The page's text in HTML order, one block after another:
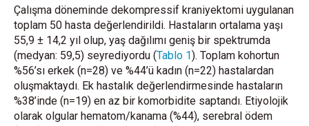
Çalışma döneminde dekompressif kraniyektomi uygulanan
toplam 50 hasta değerlendirildi. Hastaların ortalama yaşı
55,9 ± 14,2 yıl olup, yaş dağılımı geniş bir spektrumda
(medyan: 59,5) seyrediyordu (Tablo 1). Toplam kohortun
%56’sı erkek (n=28) ve %44’ü kadın (n=22) hastalardan
oluşmaktaydı. Ek hastalık değerlendirmesinde hastaların
%38’inde (n=19) en az bir komorbidite saptandı. Etiyolojik
olarak olgular hematom/kanama (%44), serebral ödem